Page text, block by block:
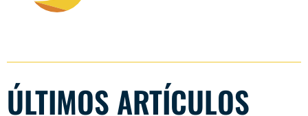
ÚLTIMOS ARTÍCULOS